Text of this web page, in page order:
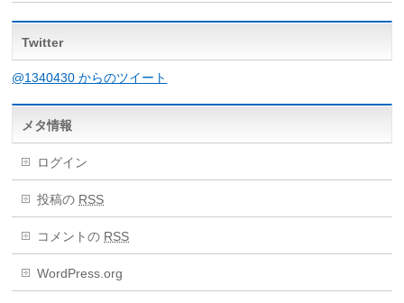
Twitter
@1340430 からのツイート
メタ情報
ログイン
投稿の RSS
コメントの RSS
WordPress.org